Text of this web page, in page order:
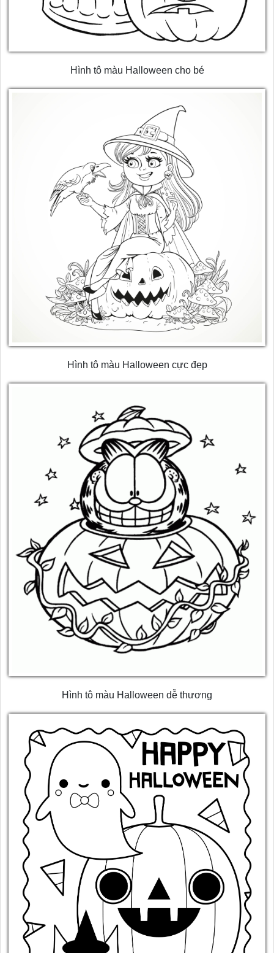
Hình tô màu Halloween cho bé
Hình tô màu Halloween cực đẹp
Hình tô màu Halloween dễ thương